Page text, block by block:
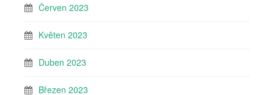
Červen 2023
Květen 2023
Duben 2023
Březen 2023